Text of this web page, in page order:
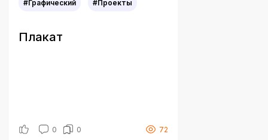
#Графический #Проекты
Плакат
0 0 72